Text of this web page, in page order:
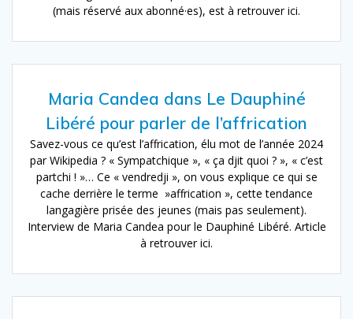
(mais réservé aux abonné·es), est à retrouver ici.
Maria Candea dans Le Dauphiné
Libéré pour parler de l’affrication
Savez-vous ce qu’est l’affrication, élu mot de l’année 2024
par Wikipedia ? « Sympatchique », « ça djit quoi ? », « c’est
partchi ! »… Ce « vendredji », on vous explique ce qui se
cache derrière le terme »affrication », cette tendance
langagière prisée des jeunes (mais pas seulement).
Interview de Maria Candea pour le Dauphiné Libéré. Article
à retrouver ici.